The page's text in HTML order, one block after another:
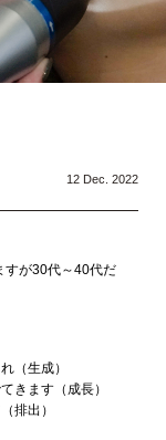
12 Dec. 2022
すが30代～40代だ
（生成）
きます（成長）
排出）